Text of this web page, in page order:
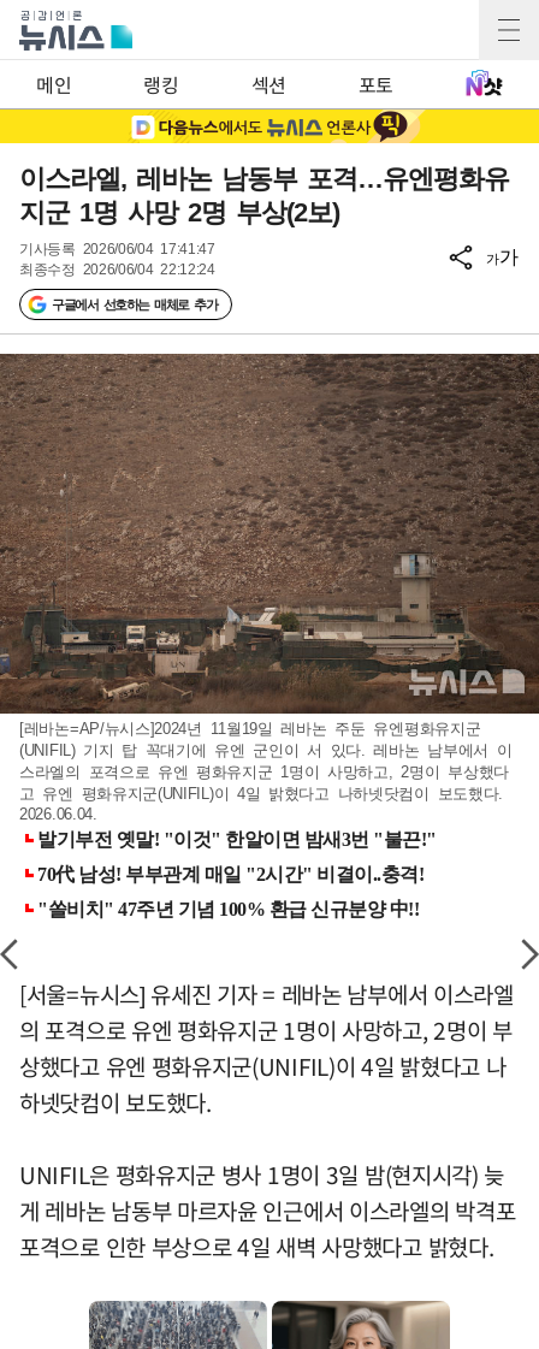
메인 랭킹 섹션 포토
이스라엘, 레바논 남동부 포격…유엔평화유
지군 1명 사망 2명 부상(2보)
기사등록 2026/06/04 17:41:47
최종수정 2026/06/04 22:12:24
구글에서 선호하는 매체로 추가
가가
[레바논=AP/뉴시스]2024년 11월19일 레바논 주둔 유엔평화유지군
(UNIFIL) 기지 탑 꼭대기에 유엔 군인이 서 있다. 레바논 남부에서 이
스라엘의 포격으로 유엔 평화유지군 1명이 사망하고, 2명이 부상했다
고 유엔 평화유지군(UNIFIL)이 4일 밝혔다고 나하넷닷컴이 보도했다.
2026.06.04.
[서울=뉴시스] 유세진 기자 = 레바논 남부에서 이스라엘
의 포격으로 유엔 평화유지군 1명이 사망하고, 2명이 부
상했다고 유엔 평화유지군(UNIFIL)이 4일 밝혔다고 나
하넷닷컴이 보도했다.
UNIFIL은 평화유지군 병사 1명이 3일 밤(현지시각) 늦
게 레바논 남동부 마르자윤 인근에서 이스라엘의 박격포
포격으로 인한 부상으로 4일 새벽 사망했다고 밝혔다.